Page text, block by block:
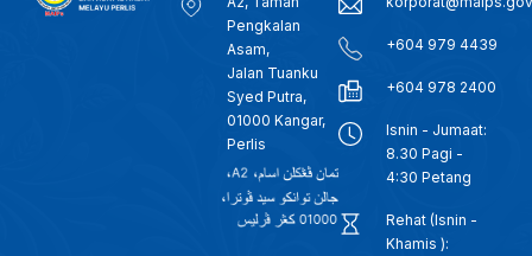
Pengkalan
Asam,
Jalan Tuanku
Syed Putra,
01000 Kangar,
Perlis
+604 979 4439
+604 978 2400
Isnin - Jumaat:
8.30 Pagi -
4:30 Petang
Rehat (Isnin -
Khamis ):